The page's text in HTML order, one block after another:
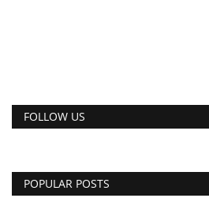
FOLLOW US
POPULAR POSTS